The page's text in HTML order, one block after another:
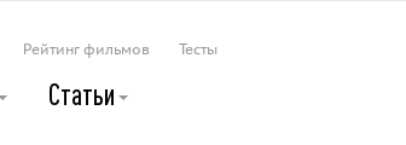
Рейтинг фильмов Тесты
Статьи